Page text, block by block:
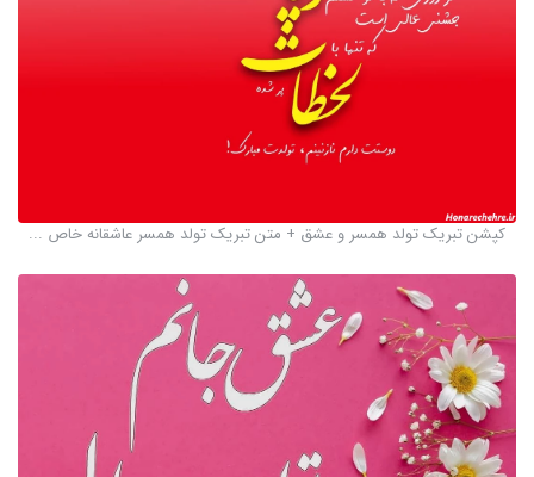
کپشن تبریک تولد همسر و عشق + متن تبریک تولد همسر عاشقانه خاص ...